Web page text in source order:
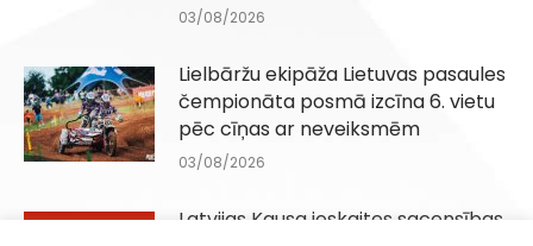
03/08/2026
Lielbāržu ekipāža Lietuvas pasaules
čempionāta posmā izcīna 6. vietu
pēc cīņas ar neveiksmēm
03/08/2026
Latvijas Kausa ieskaites sacensības